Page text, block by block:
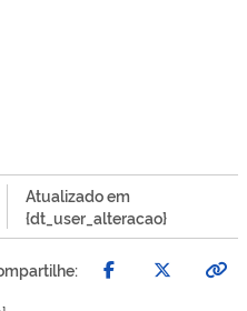
Atualizado em
{dt_user_alteracao}